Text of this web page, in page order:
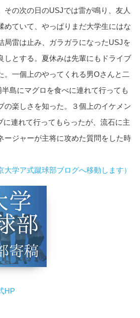
その次の日のUSJでは雷が鳴り、友人
めていて、やっぱりまだ大学生にはな
局雷は止み、ガラガラになったUSJを
しとする。夏休みは先輩にもドライブ
。一個上のやってくれる男Oさんと二
島にマグロを食べに連れて行っても
の楽しさを知った。３個上のイケメン
に連れて行ってもらったが、流石に主
ージャーが主将に攻めた質問をした時
学ア式蹴球部ブログへ移動します）
HP